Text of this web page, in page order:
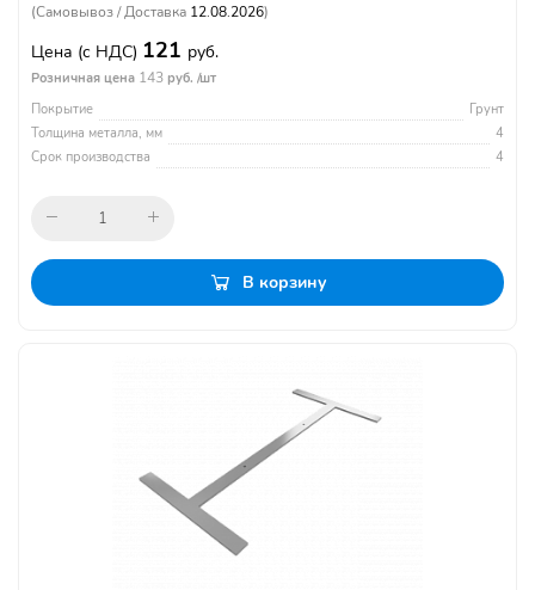
(Самовывоз / Доставка 12.08.2026)
Цена (с НДС) 121 руб.
Розничная цена 143 руб. /шт
Покрытие
Грунт
Толщина металла, мм
4
Срок производства
4
В корзину